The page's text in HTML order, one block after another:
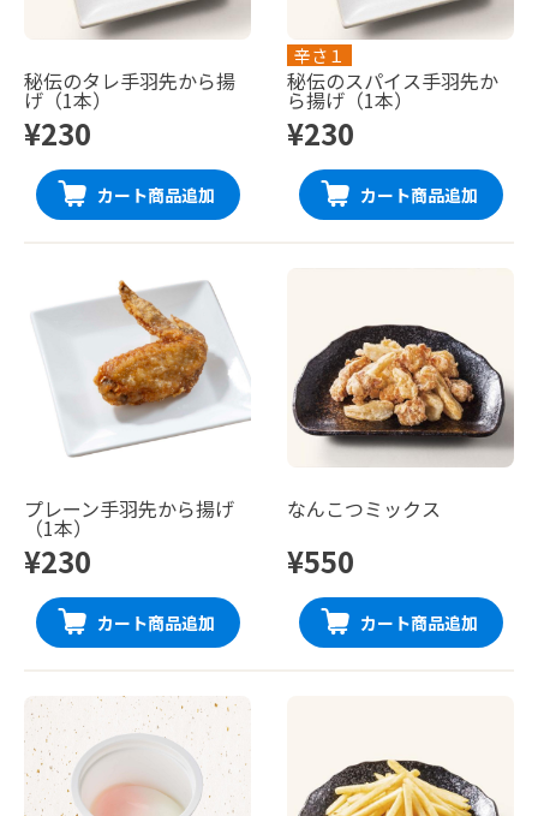
秘伝のタレ手羽先から揚
げ（1本）
¥230
カート商品追加
辛さ１
秘伝のスパイス手羽先か
ら揚げ（1本）
¥230
カート商品追加
プレーン手羽先から揚げ
（1本）
¥230
カート商品追加
なんこつミックス
¥550
カート商品追加